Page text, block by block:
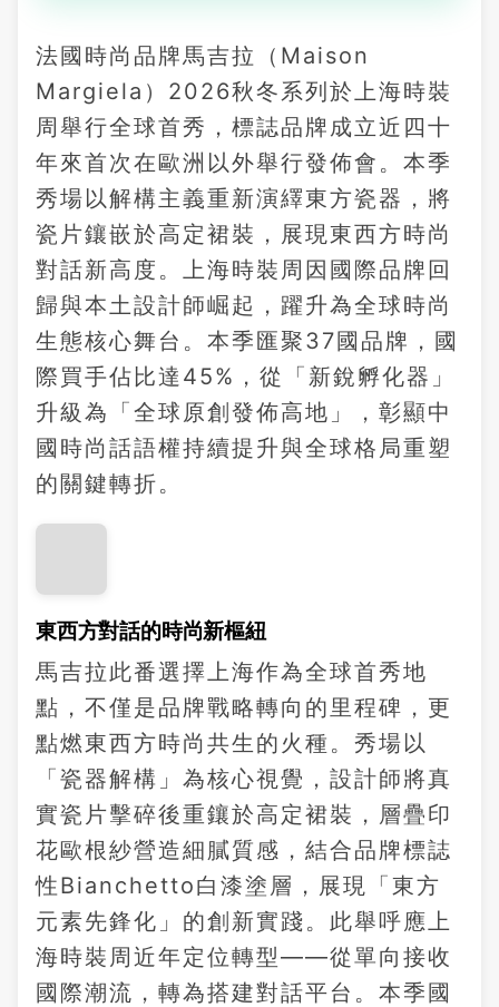
法國時尚品牌馬吉拉（Maison
Margiela）2026秋冬系列於上海時裝
周舉行全球首秀，標誌品牌成立近四十
年來首次在歐洲以外舉行發佈會。本季
秀場以解構主義重新演繹東方瓷器，將
瓷片鑲嵌於高定裙裝，展現東西方時尚
對話新高度。上海時裝周因國際品牌回
歸與本土設計師崛起，躍升為全球時尚
生態核心舞台。本季匯聚37國品牌，國
際買手佔比達45%，從「新銳孵化器」
升級為「全球原創發佈高地」，彰顯中
國時尚話語權持續提升與全球格局重塑
的關鍵轉折。
東西方對話的時尚新樞紐
馬吉拉此番選擇上海作為全球首秀地
點，不僅是品牌戰略轉向的里程碑，更
點燃東西方時尚共生的火種。秀場以
「瓷器解構」為核心視覺，設計師將真
實瓷片擊碎後重鑲於高定裙裝，層疊印
花歐根紗營造細膩質感，結合品牌標誌
性Bianchetto白漆塗層，展現「東方
元素先鋒化」的創新實踐。此舉呼應上
海時裝周近年定位轉型——從單向接收
國際潮流，轉為搭建對話平台。本季國